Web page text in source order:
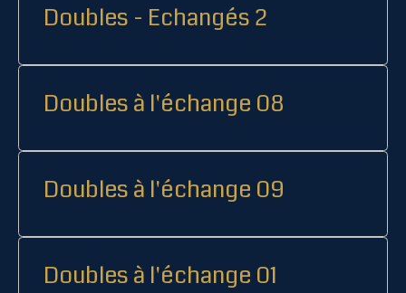
Doubles - Echangés 2
Doubles à l'échange 08
Doubles à l'échange 09
Doubles à l'échange 01